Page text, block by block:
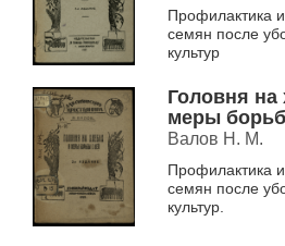
Профилактика
семян после
культур
Головня на
меры
Валов Н. М.
Профилактика
семян после
культур.